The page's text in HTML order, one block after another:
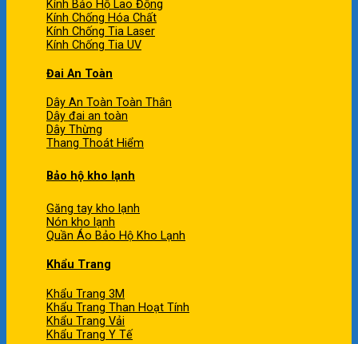
Kính Bảo Hộ Lao Động
Kính Chống Hóa Chất
Kính Chống Tia Laser
Kính Chống Tia UV
Đai An Toàn
Dây An Toàn Toàn Thân
Dây đai an toàn
Dây Thừng
Thang Thoát Hiểm
Bảo hộ kho lạnh
Găng tay kho lạnh
Nón kho lạnh
Quần Áo Bảo Hộ Kho Lạnh
Khẩu Trang
Khẩu Trang 3M
Khẩu Trang Than Hoạt Tính
Khẩu Trang Vải
Khẩu Trang Y Tế